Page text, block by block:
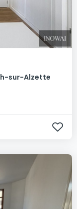
sur-Alzette